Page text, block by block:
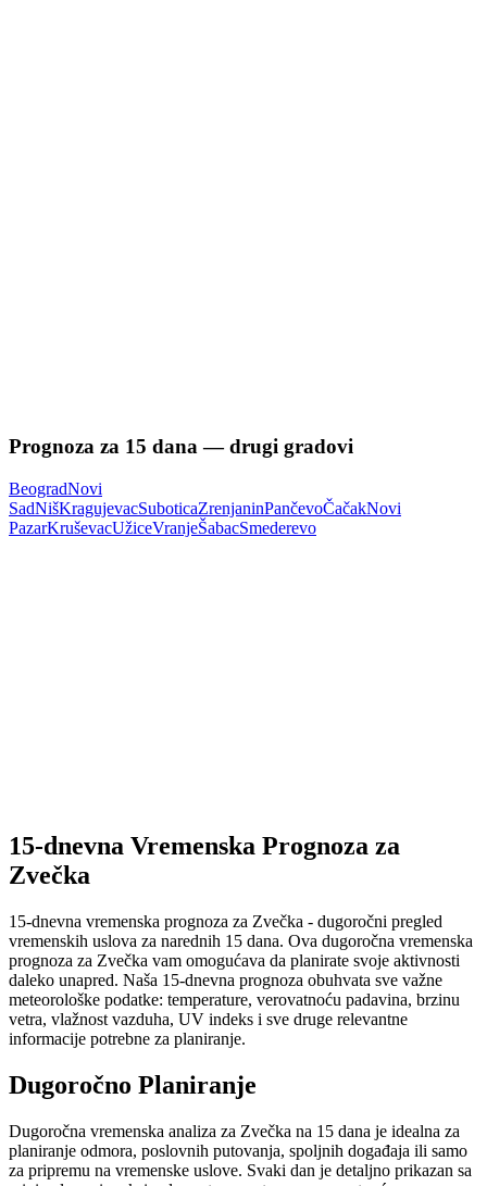
Prognoza za 15 dana — drugi gradovi
BeogradNovi
SadNišKragujevacSuboticaZrenjaninPančevoČačakNovi
PazarKruševacUžiceVranjeŠabacSmederevo
15-dnevna Vremenska Prognoza za
Zvečka
15-dnevna vremenska prognoza za Zvečka - dugoročni pregled
vremenskih uslova za narednih 15 dana. Ova dugoročna vremenska
prognoza za Zvečka vam omogućava da planirate svoje aktivnosti
daleko unapred. Naša 15-dnevna prognoza obuhvata sve važne
meteorološke podatke: temperature, verovatnoću padavina, brzinu
vetra, vlažnost vazduha, UV indeks i sve druge relevantne
informacije potrebne za planiranje.
Dugoročno Planiranje
Dugoročna vremenska analiza za Zvečka na 15 dana je idealna za
planiranje odmora, poslovnih putovanja, spoljnih događaja ili samo
za pripremu na vremenske uslove. Svaki dan je detaljno prikazan sa